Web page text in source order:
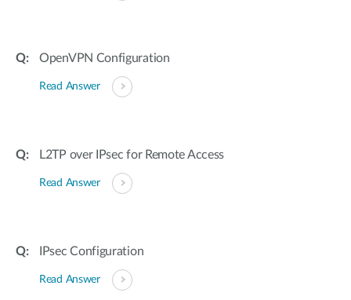
OpenVPN Configuration
Read Answer
L2TP over IPsec for Remote Access
Read Answer
IPsec Configuration
Read Answer